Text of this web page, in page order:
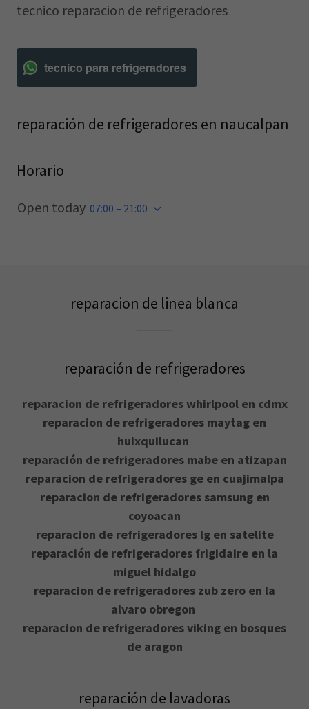
tecnico reparacion de refrigeradores
tecnico para refrigeradores
reparación de refrigeradores en naucalpan
Horario
Open today 07:00 – 21:00
reparacion de linea blanca
reparación de refrigeradores
reparacion de refrigeradores whirlpool en cdmx
reparacion de refrigeradores maytag en
huixquilucan
reparación de refrigeradores mabe en atizapan
reparacion de refrigeradores ge en cuajimalpa
reparacion de refrigeradores samsung en
coyoacan
reparacion de refrigeradores lg en satelite
reparación de refrigeradores frigidaire en la
miguel hidalgo
reparacion de refrigeradores zub zero en la
alvaro obregon
reparacion de refrigeradores viking en bosques
de aragon
reparación de lavadoras